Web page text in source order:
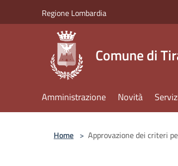
Regione Lombardia
Comune di
Amministrazione Novità
Home > Approvazione dei criteri